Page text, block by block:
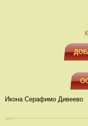
Икона Серафимо Дивеево